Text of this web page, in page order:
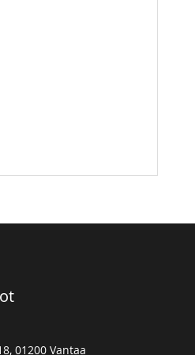
01200 Vantaa